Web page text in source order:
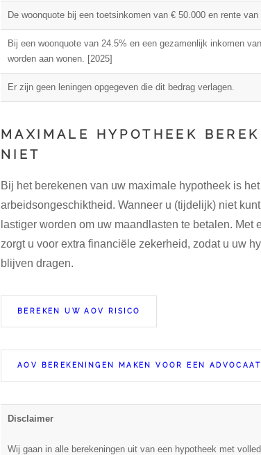
De woonquote bij een toetsinkomen van € 50.000 en rente
Bij een woonquote van 24.5% en een gezamenlijk inkomen
worden aan wonen. [2025]
Er zijn geen leningen opgegeven die dit bedrag verlagen.
MAXIMALE HYPOTHEEK
NIET
Bij het berekenen van uw maximale hypotheek is
arbeidsongeschiktheid. Wanneer u (tijdelijk) niet
lastiger worden om uw maandlasten te betalen.
zorgt u voor extra financiële zekerheid, zodat u uw
blijven dragen.
BEREKEN UW AOV RISICO
AOV BEREKENINGEN MAKEN VOOR EEN
Disclaimer
Wij gaan in alle berekeningen uit van een hypotheek met